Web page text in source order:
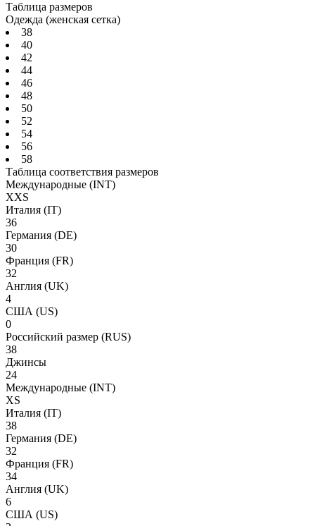
Таблица размеров
Одежда (женская сетка)
38
40
42
44
46
48
50
52
54
56
58
Таблица соответствия размеров
Международные (INT)
XXS
Италия (IT)
36
Германия (DE)
30
Франция (FR)
32
Англия (UK)
4
США (US)
0
Российский размер (RUS)
38
Джинсы
24
Международные (INT)
XS
Италия (IT)
38
Германия (DE)
32
Франция (FR)
34
Англия (UK)
6
США (US)